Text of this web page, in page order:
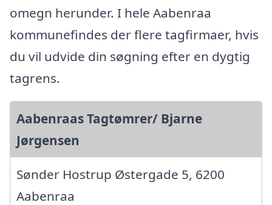
omegn herunder. I hele Aabenraa
kommunefindes der flere tagfirmaer, hvis
du vil udvide din søgning efter en dygtig
tagrens.
Aabenraas Tagtømrer/ Bjarne
Jørgensen
Sønder Hostrup Østergade 5, 6200
Aabenraa